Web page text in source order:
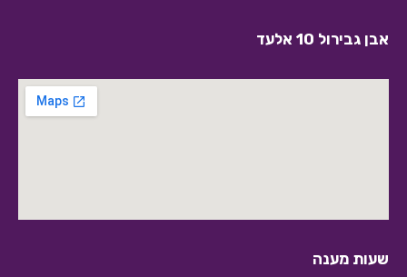
אבן גבירול 10 אלעד
שעות מענה